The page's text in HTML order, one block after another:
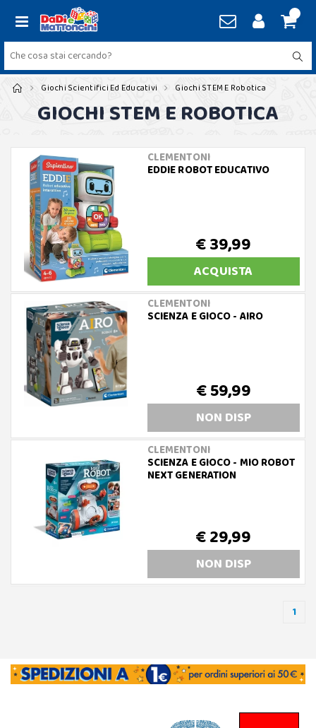
Giochi Scientifici Ed Educativi Giochi STEM E Robotica
GIOCHI STEM E ROBOTICA
CLEMENTONI
EDDIE ROBOT EDUCATIVO
€ 39,99
ACQUISTA
CLEMENTONI
SCIENZA E GIOCO - AIRO
€ 59,99
NON DISP
CLEMENTONI
SCIENZA E GIOCO - MIO ROBOT
NEXT GENERATION
€ 29,99
NON DISP
1